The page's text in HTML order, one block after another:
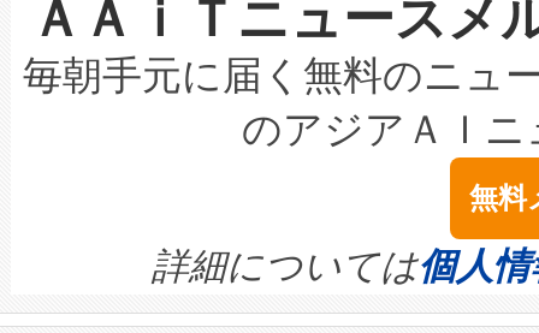
設には、3億～4億ドルかか
最高経営責任者（CEO）であ
す。「当社のfully-connected
ームを利用すれば、6,000万
きます。この効率性は、フェ
持できるよう貢献します。こ
ービスレベル契約（SLA）違
テリー性能の劣化によるダウ
念は、現在データセンターが
ます。 Voltaiq provides a
quality and reliability for AI
BESS stack to ensure battery
な環境下でも豊かなディテー
キロメートル範囲を検出
LiDAR for Inspections,
は1535 nmレーザーを搭載。
イズの小径化を実現すること
す。ノーマルモードでは、
ートル先まで検出でき、これ
ＡＡｉＴニュース
毎朝手元に届く無料のニュ
のアジアＡＩ
無料
詳細については個人